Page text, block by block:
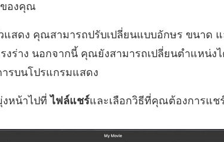
ของคุณ
แสดง คุณสามารถปรับเปลี่ยนแบบอักษร ขนาด
งร่าง นอกจากนี้ คุณยังสามารถเปลี่ยนตำแหน่ง
รบนโปรแกรมแสดง
งหน้าไปที่ ไฟล์แชร์และเลือกวิธีที่คุณต้องการแ